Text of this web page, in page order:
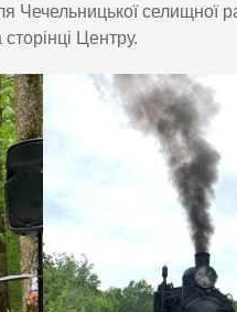
Чечельницької
Центру.